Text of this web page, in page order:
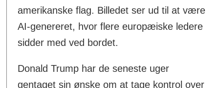
amerikanske flag. Billedet ser ud til at være
AI-genereret, hvor flere europæiske ledere
sidder med ved bordet.
Donald Trump har de seneste uger
gentaget sin ønske om at tage kontrol over